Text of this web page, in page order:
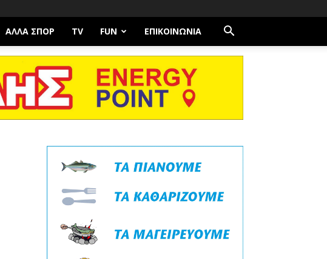
ΆΛΛΑ ΣΠΟΡ TV FUN ΕΠΙΚΟΙΝΩΝΊΑ